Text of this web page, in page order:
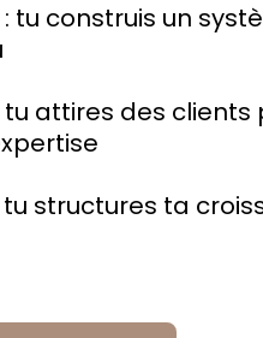
tu construis un
attires des clients
structures ta